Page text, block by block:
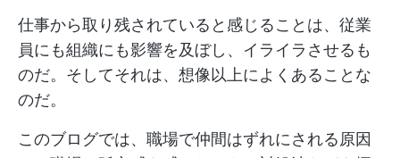
仕事から取り残されていると感じることは、従業
員にも組織にも影響を及ぼし、イライラさせるも
のだ。そしてそれは、想像以上によくあることな
のだ。
このブログでは、職場で仲間はずれにされる原因